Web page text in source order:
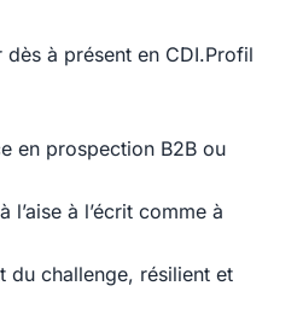
à présent en CDI.Profil
en prospection B2B ou
à l’écrit comme à
du challenge, résilient et